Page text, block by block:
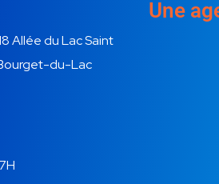
Allée du Lac Saint
du-Lac
Une